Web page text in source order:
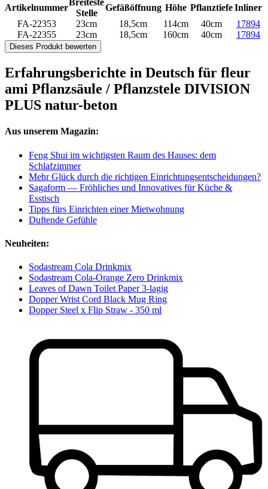
Artikelnummer
Breiteste
Stelle
Gefäßöffnung Höhe PflanztiefeInliner
FA-22353
23cm 18,5cm 114cm 40cm
17894
FA-22355
23cm 18,5cm 160cm 40cm 17894
Dieses Produkt bewerten
Erfahrungsberichte in Deutsch für fleur
ami Pflanzsäule / Pflanzstele DIVISION
PLUS natur-beton
Aus unserem Magazin:
Feng Shui im wichtigsten Raum des Hauses: dem
Schlafzimmer
Mehr Glück durch die richtigen Einrichtungsentscheidungen?
Sagaform — Fröhliches und Innovatives für Küche &
Esstisch
Tipps fürs Einrichten einer Mietwohnung
Duftende Gefühle
Neuheiten:
Sodastream Cola Drinkmix
Sodastream Cola-Orange Zero Drinkmix
Leaves of Dawn Toilet Paper 3-lagig
Dopper Wrist Cord Black Mug Ring
Dopper Steel x Flip Straw - 350 ml